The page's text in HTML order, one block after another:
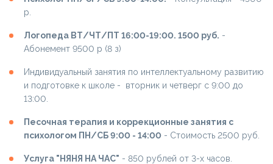
р.
Логопеда ВТ/ЧТ/ПТ 16:00-19:00. 1500 руб. -
Абонемент 9500 р (8 з)
Индивидуальный занятия по интеллектуальному развитию
и подготовке к школе - вторник и четверг с 9:00 до
13:00.
Песочная терапия и коррекционные занятия с
психологом ПН/СБ 9:00 - 14:00 - Стоимость 2500 руб.
Услуга "НЯНЯ НА ЧАС" - 850 рублей от 3-х часов.